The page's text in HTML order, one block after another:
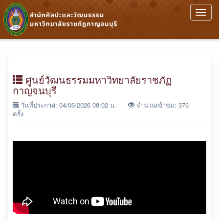
ศูนย์วัฒนธรรมมหาวิทยาลัยราชภัฏ
กาญจนบุรี
วันที่ประกาศ: 04/06/2026 08:02 น.
จำนวนเข้าชม: 376
ครั้ง